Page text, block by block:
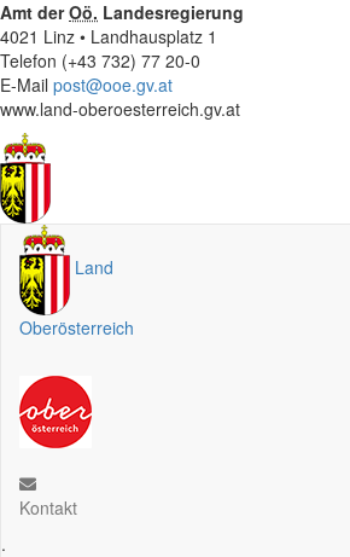
Amt derOö. Landesregierung
4021 Linz • Landhausplatz 1
Telefon (+43 732) 77 20-0
E-Mail post@ooe.gv.at
www.land-oberoesterreich.gv.at
Land
Oberösterreich
Kontakt
.